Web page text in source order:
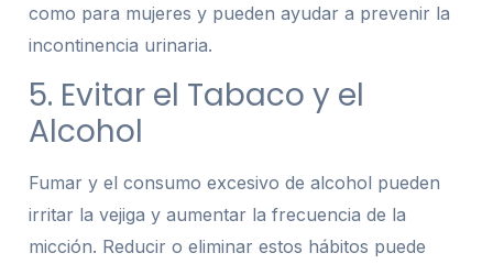
como para mujeres y pueden ayudar a prevenir la
incontinencia urinaria.
5. Evitar el Tabaco y el
Alcohol
Fumar y el consumo excesivo de alcohol pueden
irritar la vejiga y aumentar la frecuencia de la
micción. Reducir o eliminar estos hábitos puede